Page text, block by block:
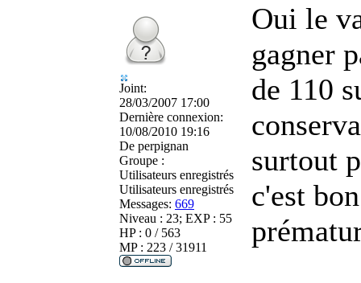
Joint:
28/03/2007 17:00
Dernière connexion:
10/08/2010 19:16
De perpignan
Groupe :
Utilisateurs enregistrés
Utilisateurs enregistrés
Messages: 669
Niveau : 23; EXP : 55
HP : 0 / 563
MP : 223 / 31911
Oui le
gagner
de 110
surtout
c'est